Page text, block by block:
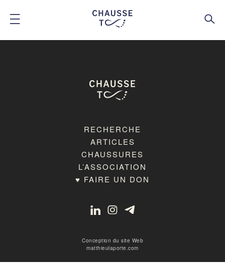
RECHERCHE
ARTICLES
CHAUSSURES
L’ASSOCIATION
♥ FAIRE UN DON
Conception du site Web
matthieulaporte.com